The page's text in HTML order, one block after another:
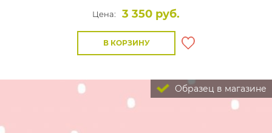
Цена:
3 350 руб.
В КОРЗИНУ
Образец в магазине